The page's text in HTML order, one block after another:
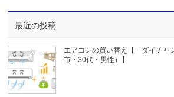
最近の投稿
エアコンの買い替え【「ダイチャ
市・30代・男性）】